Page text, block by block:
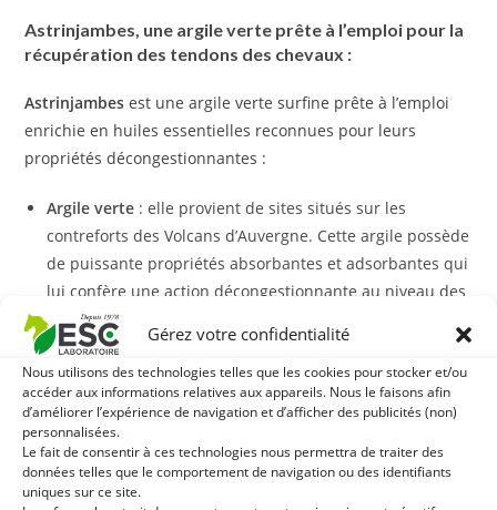
Gérez votre confidentialité
Nous utilisons des technologies telles que les cookies pour stocker et/ou
accéder aux informations relatives aux appareils. Nous le faisons afin
d’améliorer l’expérience de navigation et d’afficher des publicités (non)
personnalisées.
Le fait de consentir à ces technologies nous permettra de traiter des
données telles que le comportement de navigation ou des identifiants
uniques sur ce site.
Astrinjambes, une argile verte prête à l’emploi pour la
récupération des tendons des chevaux :
Astrinjambes est une argile verte surfine prête à l’emploi
enrichie en huiles essentielles reconnues pour leurs
propriétés décongestionnantes :
Argile verte : elle provient de sites situés sur les
contreforts des Volcans d’Auvergne. Cette argile possède
de puissante propriétés absorbantes et adsorbantes qui
lui confère une action décongestionnante au niveau des
membres des chevaux.
Huile de cèdre: elle favorise le drainage.
Huile essentielle de menthe poivrée: elle possède des
propriétés rafraichissantes et apaisantes.
Huile essentielle de thym
sanguine et apaise.
Huile essentielle de romarin
: elle possède des vertus